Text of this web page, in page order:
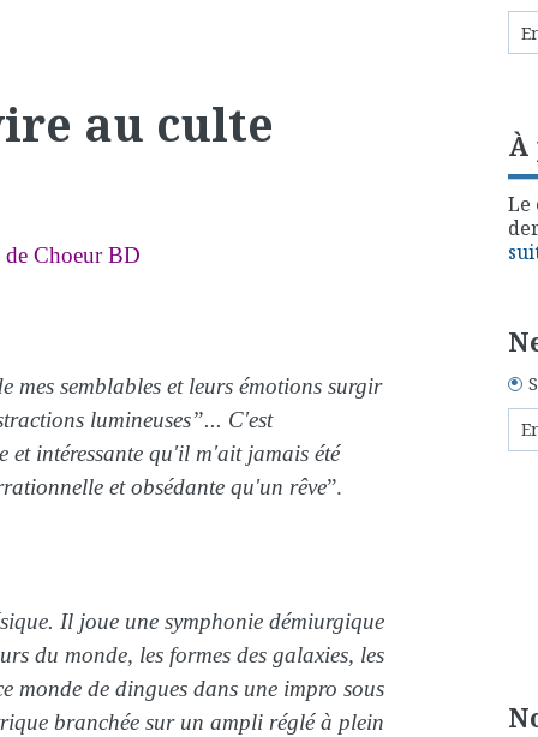
au culte
Choeur BD
mes semblables et leurs émotions surgir
lumineuses”... C'est
et intéressante qu'il m'ait jamais été
et obsédante qu'un rêve”.
Il joue une symphonie démiurgique
du monde, les formes des galaxies, les
monde de dingues dans une impro sous
branchée sur un ampli réglé à plein
À
Le